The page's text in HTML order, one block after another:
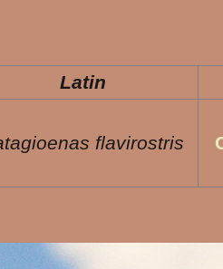
Latin
flavirostris